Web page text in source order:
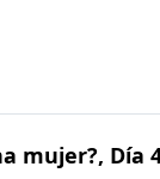
Más
mujer?, Día